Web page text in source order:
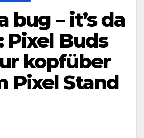
bug – it’s da
Pixel Buds
kopfüber
Pixel Stand